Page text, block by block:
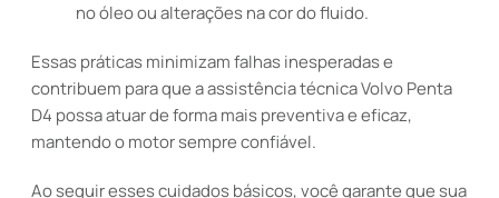
no óleo ou alterações na cor do fluido.
Essas práticas minimizam falhas inesperadas e
contribuem para que a assistência técnica Volvo Penta
D4 possa atuar de forma mais preventiva e eficaz,
mantendo o motor sempre confiável.
Ao seguir esses cuidados básicos, você garante que sua